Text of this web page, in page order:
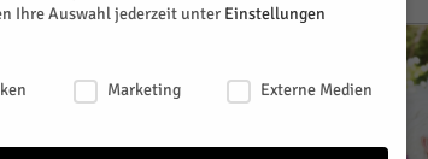
Ihre Auswahl jederzeit unter Einstellungen
Marketing Externe Medien